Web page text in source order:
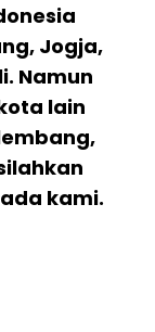
Jogja,
Namun
lain
kami.